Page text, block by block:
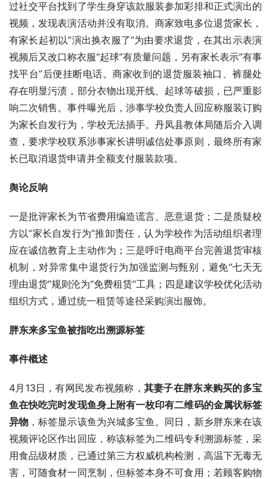
过社交平台找到了学生身穿该款服装参加彩排和正式演出的
视频，发现表演活动并没有取消。商家致电多位退货家长，
有家长起初以“演出换衣服了”为由要求退货，在其出示表演
视频后又改口称衣服“起球”有质量问题，另有家长表示“有事
找平台”后便挂断电话。商家收到的退货服装袖口、裤腿处
存在明显污渍，部分衣物出现开线、起球等破损，已严重影
响二次销售。事件曝光后，涉事学校负责人回应称服装订购
为家长自发行为，学校无法插手。丹凤县教体局随后介入调
查，要求学校联系涉事家长讲明诚信处事原则，最终所有家
长已取消退货申请并全额支付服装款项。
舆论反响
一是批评家长为节省费用编造谎言、恶意退货；二是质疑校
方以“家长自发行为”推卸责任，认为学校作为活动组织者理
应在诚信教育上主动作为；三是呼吁电商平台完善退货审核
机制，对异常集中退货行为加强监测与甄别，避免“七天无
理由退货”规则沦为“免费租赁”工具；四是建议学校优化活动
组织方式，通过统一租赁等途径采购演出服饰。
胖东来多宝鱼被指吃出溯源标签
事件概述
4月13日，有网民发布视频称， 其妻子在胖东来购买的多宝
鱼在快吃完时发现鱼身上附有一枚印有二维码的金属状标签
异物 ，标签显示该鱼为兴城多宝鱼。同日，新乡胖东来在该
视频评论区作出回应，称该标签为二维码专利溯源标签，采
用食品级材质，已通过第三方权威机构检测，高温下无毒无
害，可随食材一同烹制，但标签本身不可食用；若顾客购物